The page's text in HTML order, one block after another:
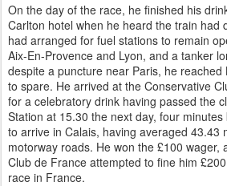
On the day of the race, he finished his
Carlton hotel when he heard the train had
had arranged for fuel stations to remain
Aix-En-Provence and Lyon, and a tanker
despite a puncture near Paris, he
to spare. He arrived at the Conservative
for a celebratory drink having passed the
Station at 15.30 the next day, four
to arrive in Calais, having averaged 43.43
motorway roads. He won the £100 wager,
Club de France attempted to fine him
race in France.